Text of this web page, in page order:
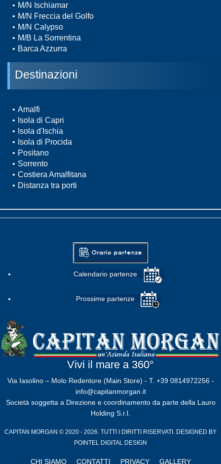
M/N Ischiamar
M/N Freccia del Golfo
M/N Calypso
M/B La Sorrentina
Barca Azzurra
Destinazioni
Amalfi
Isola di Capri
Isola d'Ischia
Isola di Procida
Positano
Sorrento
Costiera Amalfitana
Distanza tra porti
Calendario partenze
Prossime partenze
Vivi il mare a 360°
Via Iasolino – Molo Redentore (Main Store) - T. +39 0814972256 -
info@capitanmorgan.it
Società soggetta a Direzione e coordinamento da parte della Lauro
Holding S.r.l.
CAPITAN MORGAN © 2020 - 2026. TUTTI I DIRITTI RISERVATI. DESIGNED BY
POINTEL DIGITAL DESIGN
CHI SIAMO CONTATTI PRIVACY GALLERY